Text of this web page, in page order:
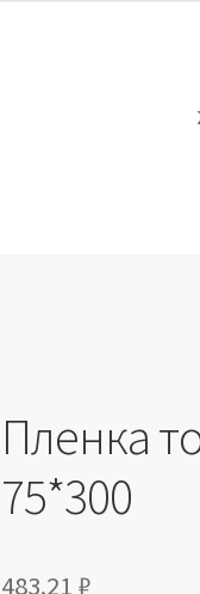
Пленка
75*300
483.21 ₽